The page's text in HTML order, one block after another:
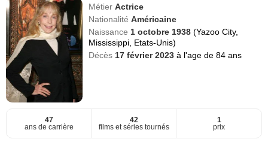
MétierActrice
NationalitéAméricaine
Naissance 1 octobre 1938(Yazoo City,
Mississippi, Etats-Unis)
Décès 17 février 2023à l'age de 84 ans
47
ans de carrière
42
films et séries tournés
1
prix